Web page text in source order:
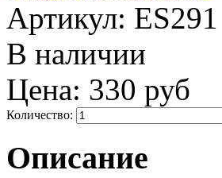
Артикул: ES291
В наличии
Цена: 330 руб
Количество:
Описание